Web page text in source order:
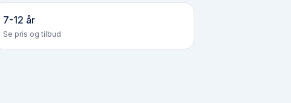
7-12 år
Se pris og tilbud